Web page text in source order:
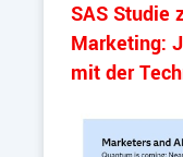
SAS Studie
Marketing:
mit der